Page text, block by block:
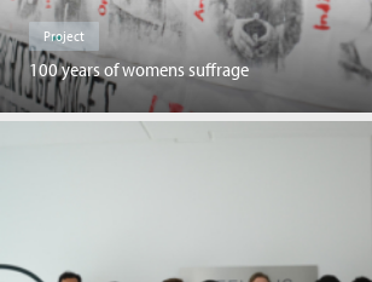
Project
100 years of womens suffrage